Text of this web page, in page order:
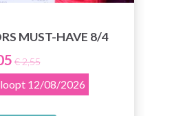
MUST-HAVE 8/4
€ 2,55
12/08/2026